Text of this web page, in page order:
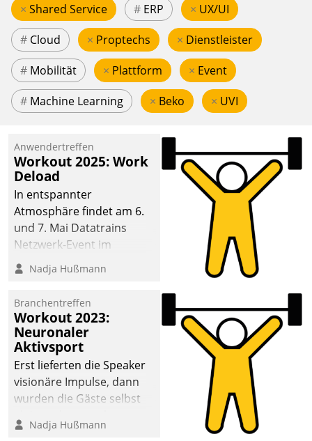
× Shared Service # ERP × UX/UI
# Cloud × Proptechs × Dienstleister
# Mobilität × Plattform × Event
# Machine Learning × Beko × UVI
Anwendertreffen
Workout 2025: Work
Deload
In entspannter
Atmosphäre findet am 6.
und 7. Mai Datatrains
Netzwerk-Event im
Kunden- und Partnerkreis
statt. Zentrale Frage: Wie
Mammutprojekte
meistern und Workloads
wuppen – bei zunehmend
anspruchsvollen
Aufgaben und
abnehmendem
Nadja Hußmann
Branchentreffen
Workout 2023:
Neuronaler
Aktivsport
Erst lieferten die Speaker
visionäre Impulse, dann
wurden die Gäste selbst
methodisch
Nadja Hußmann